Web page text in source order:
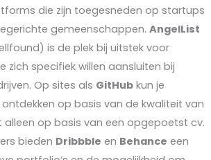
die zijn toegesneden op startups
gemeenschappen.AngelList
is de plek bij uitstek voor
zich specifiek willen aansluiten bij
Op sites als GitHub kun je
op basis van de kwaliteit van
alleen op basis van een opgepoetst cv.
bieden Dribbble en Behance een